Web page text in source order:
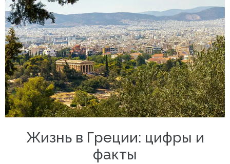
Жизнь в Греции: цифры и
факты